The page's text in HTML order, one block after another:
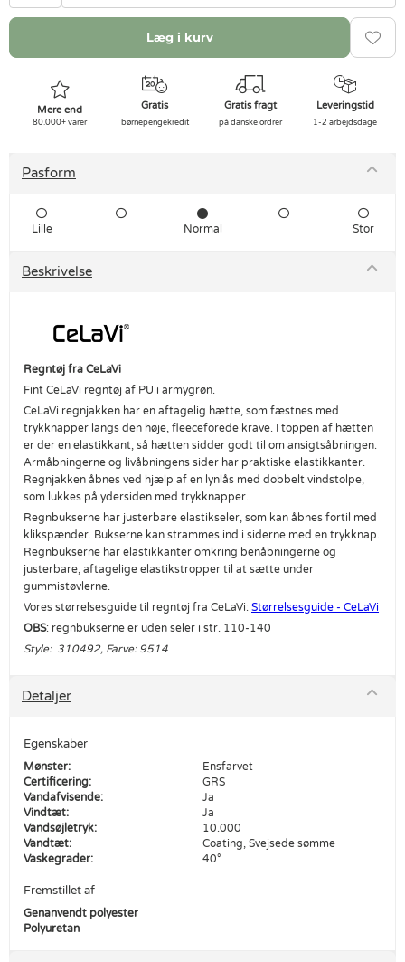
Læg i kurv
Mere end
80.000+ varer
Gratis
børnepengekredit
Gratis fragt
på danske ordrer
Leveringstid
1-2 arbejdsdage
Pasform
Lille Normal Stor
Beskrivelse
Regntøj fra CeLaVi
Fint CeLaVi regntøj af PU i armygrøn.
CeLaVi regnjakken har en aftagelig hætte, som fæstnes med
trykknapper langs den høje, fleeceforede krave. I toppen af hætten
er der en elastikkant, så hætten sidder godt til om ansigtsåbningen.
Armåbningerne og livåbningens sider har praktiske elastikkanter.
Regnjakken åbnes ved hjælp af en lynlås med dobbelt vindstolpe,
som lukkes på ydersiden med trykknapper.
Regnbukserne har justerbare elastikseler, som kan åbnes fortil med
klikspænder. Bukserne kan strammes ind i siderne med en trykknap.
Regnbukserne har elastikkanter omkring benåbningerne og
justerbare, aftagelige elastikstropper til at sætte under
gummistøvlerne.
Vores størrelsesguide til regntøj fra CeLaVi: Størrelsesguide - CeLaVi
OBS: regnbukserne er uden seler i str. 110-140
Style: 310492, Farve: 9514
Detaljer
Egenskaber
Mønster:
Ensfarvet
Certificering:
GRS
Vandafvisende:
Ja
Vindtæt:
Ja
Vandsøjletryk:
10.000
Vandtæt:
Coating, Svejsede sømme
Vaskegrader:
40°
Fremstillet af
Genanvendt polyester
Polyuretan